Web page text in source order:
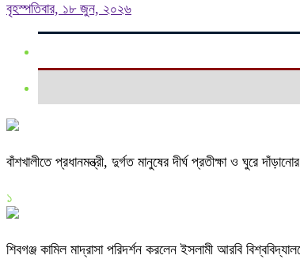
বৃহস্পতিবার, ১৮ জুন, ২০২৬
বাঁশখালীতে প্রধানমন্ত্রী, দুর্গত মানুষের দীর্ঘ প্রতীক্ষা ও ঘুরে
১
শিবগঞ্জ কামিল মাদ্রাসা পরিদর্শন করলেন ইসলামী আরবি